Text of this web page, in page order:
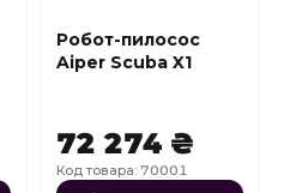
Робот-пилосос
Aiper Scuba X1
72 274 ₴
Код товара: 70001